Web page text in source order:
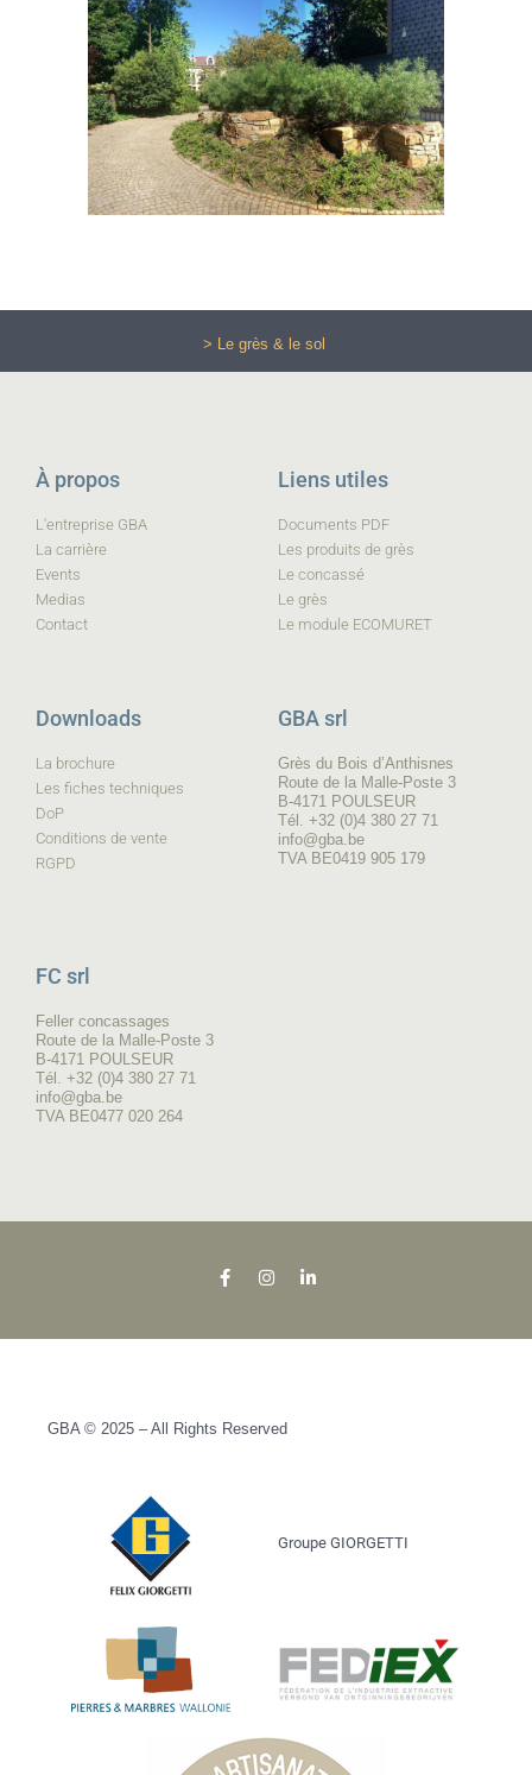
> Le grès & le sol
À propos
L'entreprise GBA
La carrière
Events
Medias
Contact
Liens utiles
Documents PDF
Les produits de grès
Le concassé
Le grès
Le module ECOMURET
Downloads
La brochure
Les fiches techniques
DoP
Conditions de vente
RGPD
GBA srl
Grès du Bois d’Anthisnes
Route de la Malle-Poste 3
B-4171 POULSEUR
Tél. +32 (0)4 380 27 71
info@gba.be
TVA BE0419 905 179
FC srl
Feller concassages
Route de la Malle-Poste 3
B-4171 POULSEUR
Tél. +32 (0)4 380 27 71
info@gba.be
TVA BE0477 020 264
GBA © 2025 – All Rights Reserved
Groupe GIORGETTI